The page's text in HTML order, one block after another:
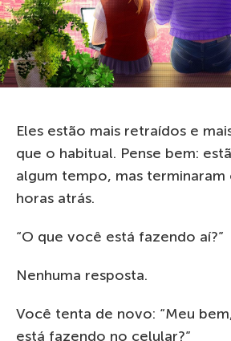
Eles estão mais retraídos e
que o habitual. Pense bem:
algum tempo, mas terminaram
horas atrás.
“O que você está fazendo aí?”
Nenhuma resposta.
Você tenta de novo: “Meu
está fazendo no celular?”